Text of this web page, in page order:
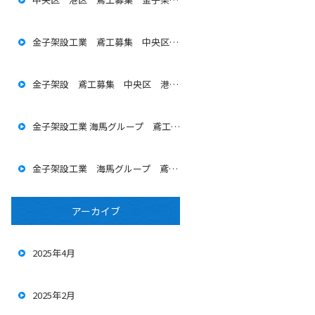
金子架設工業 鳶工募集 中央区 港区
金子架設 鳶工募集 中央区 港区 海馬グループ
金子架設工業 海馬グループ 鳶工募集 中央区 港区
金子架設工業 海馬グループ 鳶工募集 中央区 港区
アーカイブ
2025年4月
2025年2月